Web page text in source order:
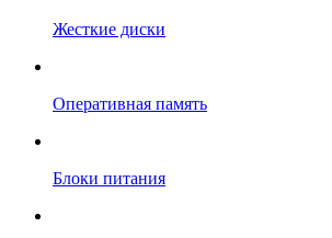
Жесткие диски
Оперативная память
Блоки питания